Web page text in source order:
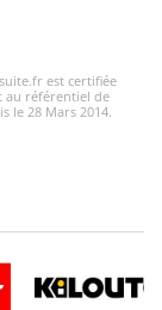
est certifiée
au référentiel de
le 28 Mars 2014.